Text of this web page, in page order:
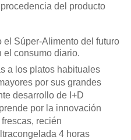
del producto
el Súper-Alimento del futuro
el consumo diario.
a los platos habituales
por sus grandes
desarrollo de I+D
por la innovación
recién
4 horas